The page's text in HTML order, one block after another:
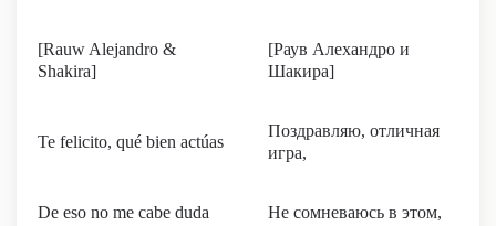
[Rauw Alejandro &
Shakira]
[Раув Алехандро и
Шакира]
Te felicito, qué bien actúas
Поздравляю, отличная
игра,
De eso no me cabe duda Не сомневаюсь в этом,